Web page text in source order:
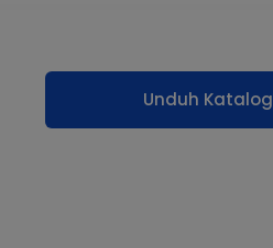
Unduh Katalog